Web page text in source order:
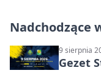
Nadchodzące
9 sierpnia
Gezet